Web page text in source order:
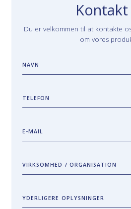
Kontakt
Du er velkommen til at kontakte
om vores
NAVN
TELEFON
E-MAIL
VIRKSOMHED / ORGANISATION
YDERLIGERE OPLYSNINGER